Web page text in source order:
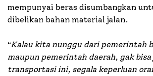
mempunyai beras disumbangkan
dibelikan bahan material jalan.
“Kalau kita nunggu dari pemerintah
maupun pemerintah daerah, gak
transportasi ini, segala keperluan